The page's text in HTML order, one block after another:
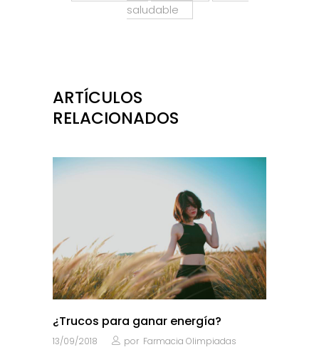
saludable
ARTÍCULOS
RELACIONADOS
¿Trucos para ganar energía?
13/09/2018 por Farmacia Olimpiadas